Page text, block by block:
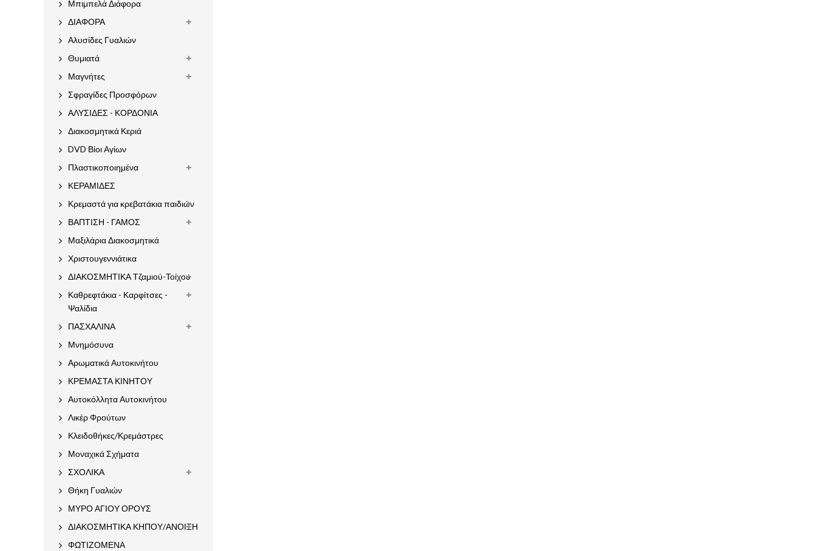
Μπιμπελά Διάφορα
ΔΙΑΦΟΡΑ
Αλυσίδες Γυαλιών
Θυμιατά
Μαγνήτες
Σφραγίδες Προσφόρων
ΑΛΥΣΙΔΕΣ - ΚΟΡΔΟΝΙΑ
Διακοσμητικά Κεριά
DVD Βίοι Αγίων
Πλαστικοποιημένα
ΚΕΡΑΜΙΔΕΣ
Κρεμαστά για κρεβατάκια παιδιών
ΒΑΠΤΙΣΗ - ΓΑΜΟΣ
Μαξιλάρια Διακοσμητικά
Χριστουγεννιάτικα
ΔΙΑΚΟΣΜΗΤΙΚΑ Τζαμιού-Τοίχου
Καθρεφτάκια - Καρφίτσες -
Ψαλίδια
ΠΑΣΧΑΛΙΝΑ
Μνημόσυνα
Αρωματικά Αυτοκινήτου
ΚΡΕΜΑΣΤΑ ΚΙΝΗΤΟΥ
Αυτοκόλλητα Αυτοκινήτου
Λικέρ Φρούτων
Κλειδοθήκες/Κρεμάστρες
Μοναχικά Σχήματα
ΣΧΟΛΙΚΑ
Θήκη Γυαλιών
ΜΥΡΟ ΑΓΙΟΥ ΟΡΟΥΣ
ΔΙΑΚΟΣΜΗΤΙΚΑ ΚΗΠΟΥ/ΑΝΟΙΞΗ
ΦΩΤΙΖΟΜΕΝΑ